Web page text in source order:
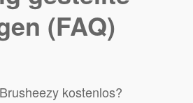
(FAQ)
kostenlos?